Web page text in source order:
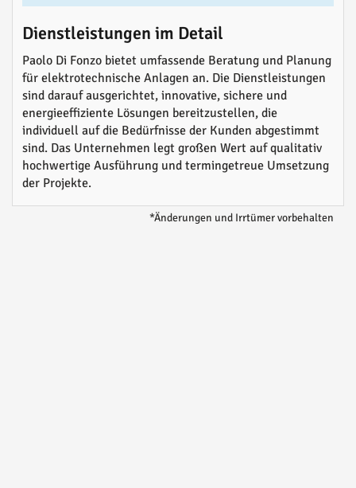
Dienstleistungen im Detail
Paolo Di Fonzo bietet umfassende Beratung und Planung
für elektrotechnische Anlagen an. Die Dienstleistungen
sind darauf ausgerichtet, innovative, sichere und
energieeffiziente Lösungen bereitzustellen, die
individuell auf die Bedürfnisse der Kunden abgestimmt
sind. Das Unternehmen legt großen Wert auf qualitativ
hochwertige Ausführung und termingetreue Umsetzung
der Projekte.
*Änderungen und Irrtümer vorbehalten